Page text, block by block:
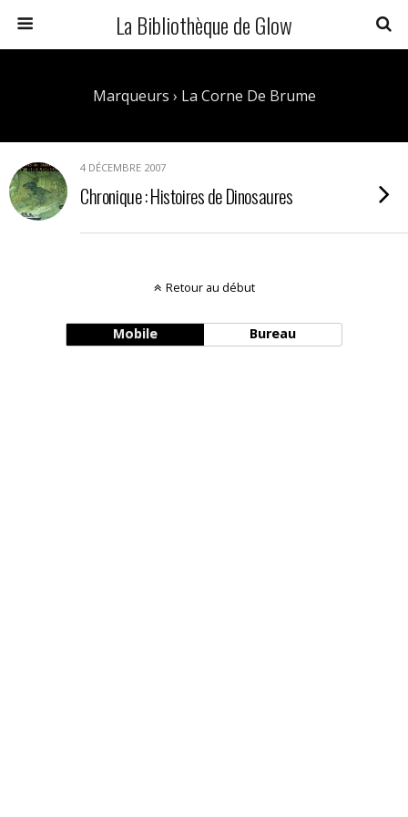
La Bibliothèque de Glow
Marqueurs › La Corne De Brume
4 DÉCEMBRE 2007
Chronique : Histoires de Dinosaures
Retour au début
Mobile Bureau